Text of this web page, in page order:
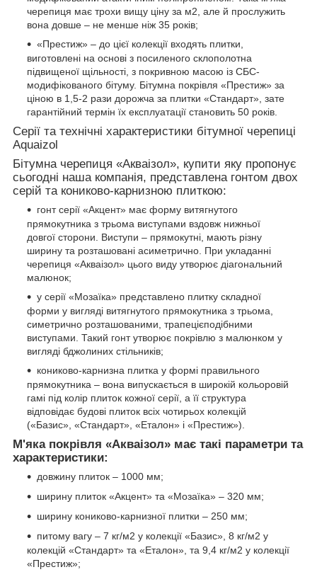
черепиця має трохи вищу ціну за м2, але й прослужить
вона довше – не менше ніж 35 років;
«Престиж» – до цієї колекції входять плитки,
виготовлені на основі з посиленого склополотна
підвищеної щільності, з покривною масою із СБС-
модифікованого бітуму. Бітумна покрівля «Престиж» за
ціною в 1,5-2 рази дорожча за плитки «Стандарт», зате
гарантійний термін їх експлуатації становить 50 років.
Серії та технічні характеристики бітумної черепиці
Aquaizol
Бітумна черепиця «Акваізол», купити яку пропонує
сьогодні наша компанія, представлена гонтом двох
серій та кониково-карнизною плиткою:
гонт серії «Акцент» має форму витягнутого
прямокутника з трьома виступами вздовж нижньої
довгої сторони. Виступи – прямокутні, мають різну
ширину та розташовані асиметрично. При укладанні
черепиця «Акваізол» цього виду утворює діагональний
малюнок;
у серії «Мозаїка» представлено плитку складної
форми у вигляді витягнутого прямокутника з трьома,
симетрично розташованими, трапецієподібними
виступами. Такий гонт утворює покрівлю з малюнком у
вигляді бджолиних стільників;
кониково-карнизна плитка у формі правильного
прямокутника – вона випускається в широкій кольоровій
гамі під колір плиток кожної серії, а її структура
відповідає будові плиток всіх чотирьох колекцій
(«Базис», «Стандарт», «Еталон» і «Престиж»).
М'яка покрівля «Акваізол» має такі параметри та
характеристики:
довжину плиток – 1000 мм;
ширину плиток «Акцент» та «Мозаїка» – 320 мм;
ширину кониково-карнизної плитки – 250 мм;
питому вагу – 7 кг/м2 у колекції «Базис», 8 кг/м2 у
колекцій «Стандарт» та «Еталон», та 9,4 кг/м2 у колекції
«Престиж»;